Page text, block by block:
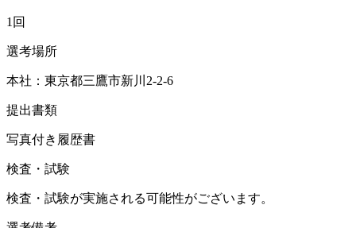
1回
選考場所
本社：東京都三鷹市新川2-2-6
提出書類
写真付き履歴書
検査・試験
検査・試験が実施される可能性がございます。